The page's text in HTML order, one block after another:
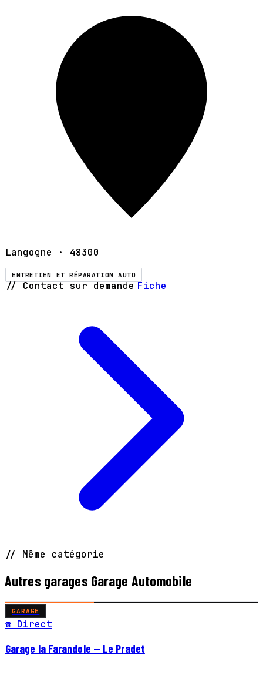
Langogne · 48300
ENTRETIEN ET RÉPARATION AUTO
// Contact sur demande Fiche
// Même catégorie
Autres garages Garage Automobile
GARAGE
☎ Direct
Garage la Farandole — Le Pradet